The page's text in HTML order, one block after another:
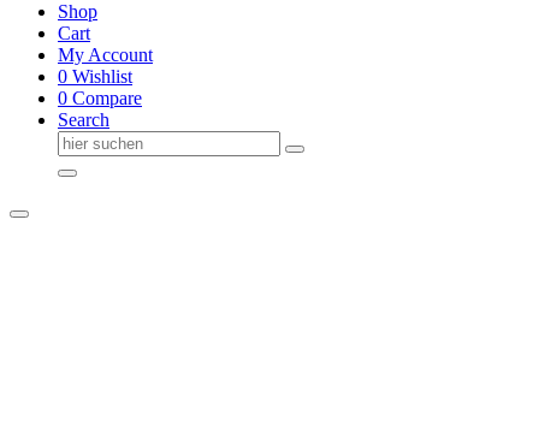
Shop
Cart
My Account
0 Wishlist
0 Compare
Search
Suche
nach: